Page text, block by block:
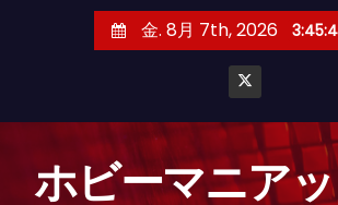
金. 8月 7th, 2026
ホビーマニアッ